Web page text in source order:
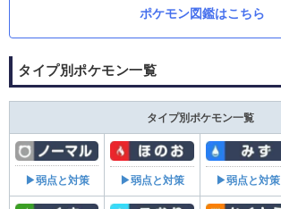
ポケモン図鑑はこちら
タイプ別ポケモン一覧
タイプ別ポケモン一覧
▶弱点と対策 ▶弱点と対策 ▶弱点と対策